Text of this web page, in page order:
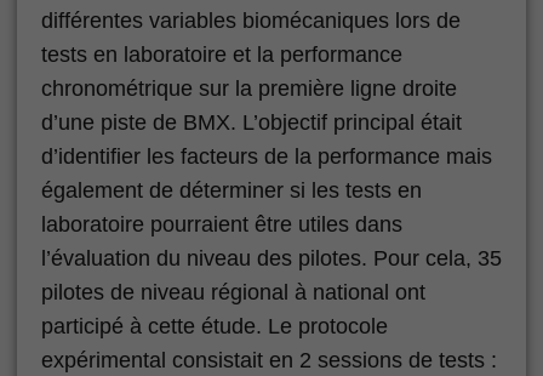
différentes variables biomécaniques lors de
tests en laboratoire et la performance
chronométrique sur la première ligne droite
d’une piste de BMX. L’objectif principal était
d’identifier les facteurs de la performance mais
également de déterminer si les tests en
laboratoire pourraient être utiles dans
l’évaluation du niveau des pilotes. Pour cela, 35
pilotes de niveau régional à national ont
participé à cette étude. Le protocole
expérimental consistait en 2 sessions de tests :